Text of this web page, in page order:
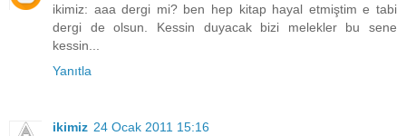
ikimiz: aaa dergi mi? ben hep kitap hayal etmiştim e tabi
dergi de olsun. Kessin duyacak bizi melekler bu sene
kessin...
Yanıtla
ikimiz 24 Ocak 2011 15:16